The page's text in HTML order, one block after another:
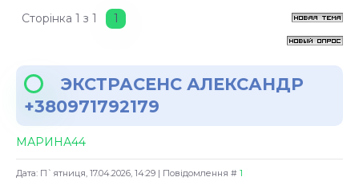
Сторінка 1 з 1 1
ЭКСТРАСЕНС АЛЕКСАНДР
+380971792179
МАРИНА44
Дата: П`ятниця, 17.04.2026, 14:29 | Повідомлення # 1